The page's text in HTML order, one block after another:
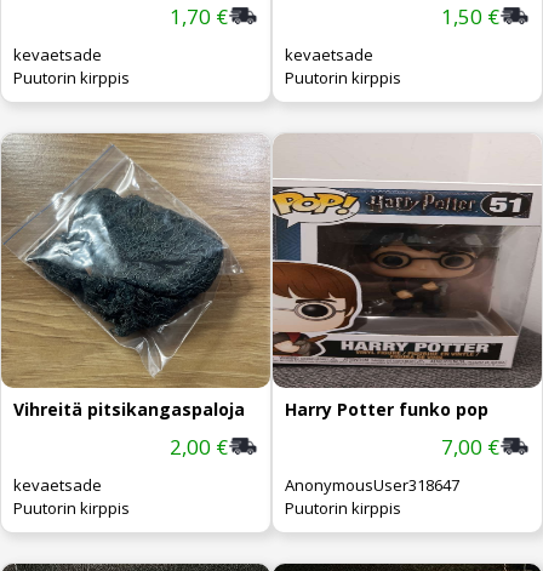
1,70 €
kevaetsade
Puutorin kirppis
1,50 €
kevaetsade
Puutorin kirppis
Vihreitä pitsikangaspaloja
2,00 €
kevaetsade
Puutorin kirppis
Harry Potter funko pop
7,00 €
AnonymousUser318647
Puutorin kirppis